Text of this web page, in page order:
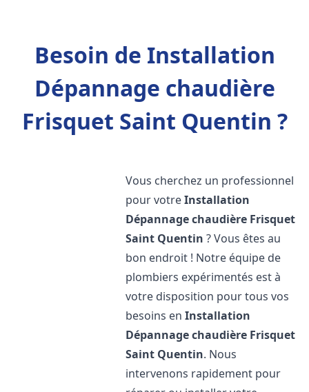
Besoin de Installation
Dépannage chaudière
Frisquet Saint Quentin ?
Vous cherchez un professionnel
pour votreInstallation
Dépannage chaudière Frisquet
Saint Quentin ? Vous êtes au
bon endroit ! Notre équipe de
plombiers expérimentés est à
votre disposition pour tous vos
besoins enInstallation
Dépannage chaudière Frisquet
Saint Quentin. Nous
intervenons rapidement pour